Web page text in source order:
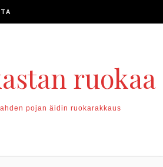
ruokaa
pojan äidin ruokarakkaus